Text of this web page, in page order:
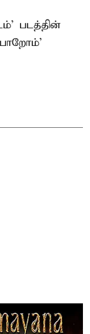
படத்தின்